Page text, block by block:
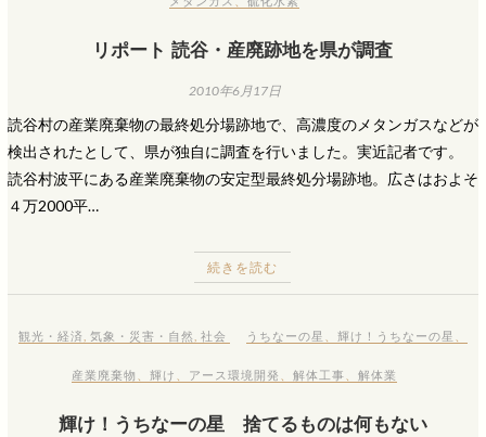
リポート 読谷・産廃跡地を県が調査
2010年6月17日
読谷村の産業廃棄物の最終処分場跡地で、高濃度のメタンガスなどが
検出されたとして、県が独自に調査を行いました。実近記者です。
読谷村波平にある産業廃棄物の安定型最終処分場跡地。広さはおよそ
４万2000平…
続きを読む
観光・経済 気象・災害・自然 社会 うちなーの星 輝け！うちなーの星
産業廃棄物 、輝け アース環境開発 、解体工事 、解体業
輝け！うちなーの星 捨てるものは何もない